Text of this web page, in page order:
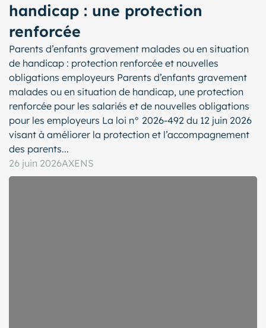
handicap : une protection
renforcée
Parents d’enfants gravement malades ou en situation
de handicap : protection renforcée et nouvelles
obligations employeurs Parents d’enfants gravement
malades ou en situation de handicap, une protection
renforcée pour les salariés et de nouvelles obligations
pour les employeurs La loi n° 2026-492 du 12 juin 2026
visant à améliorer la protection et l’accompagnement
des parents...
26 juin 2026AXENS